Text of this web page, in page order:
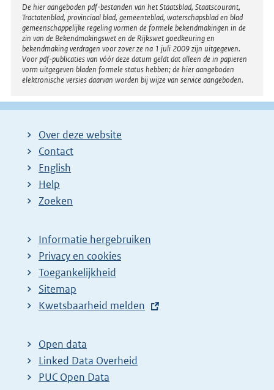
Disclaimer
De hier aangeboden pdf-bestanden van het Staatsblad, Staatscourant,
Tractatenblad, provinciaal blad, gemeenteblad, waterschapsblad en blad
gemeenschappelijke regeling vormen de formele bekendmakingen in de
zin van de Bekendmakingswet en de Rijkswet goedkeuring en
bekendmaking verdragen voor zover ze na 1 juli 2009 zijn uitgegeven.
Voor pdf-publicaties van vóór deze datum geldt dat alleen de in papieren
vorm uitgegeven bladen formele status hebben; de hier aangeboden
elektronische versies daarvan worden bij wijze van service aangeboden.
Over deze website
Contact
English
Help
Zoeken
Informatie hergebruiken
Privacy en cookies
Toegankelijkheid
Sitemap
E
t
e
r
Kwetsbaarheid melden
Open data
Linked Data Overheid
PUC Open Data